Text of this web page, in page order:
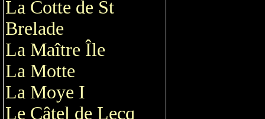
La Cotte de St
Brelade
La Maître Île
La Motte
La Moye I
Le Câtel de Lecq